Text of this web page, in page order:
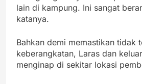
lain di kampung. Ini sangat
katanya.
Bahkan demi memastikan tidak
keberangkatan, Laras dan
menginap di sekitar lokasi